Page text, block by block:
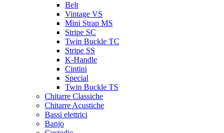
Belt
Vintage VS
Mini Strap MS
Stripe SC
Twin Buckle TC
Stripe SS
K-Handle
Cintini
Special
Twin Buckle TS
Chitarre Classiche
Chitarre Acustiche
Bassi elettrici
Banjo